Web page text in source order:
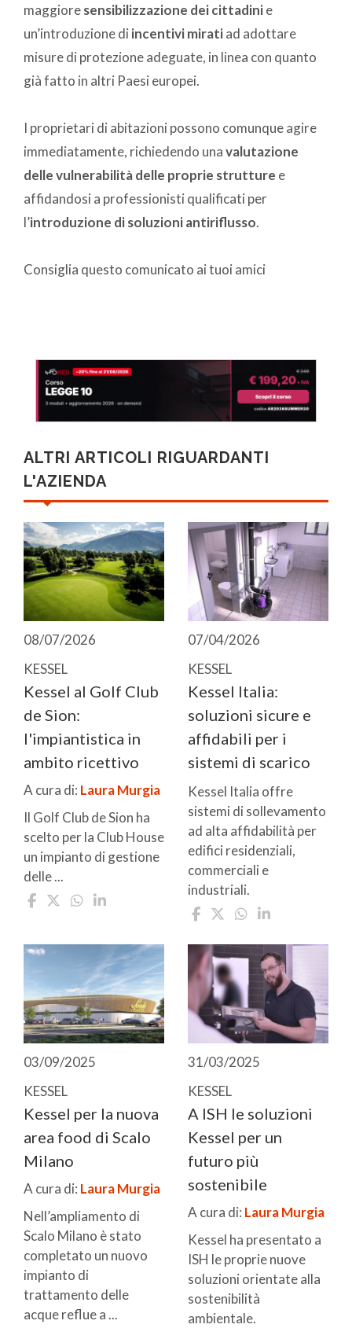
maggioresensibilizzazione dei cittadinie
un’introduzione di incentivi miratiad adottare
misure di protezione adeguate, in linea con quanto
già fatto in altri Paesi europei.
I proprietari di abitazioni possono comunque agire
immediatamente, richiedendo unavalutazione
delle vulnerabilità delle proprie strutture e
affidandosi a professionisti qualificati per
l’introduzione di soluzioni antiriflusso.
Consiglia questo comunicato ai tuoi amici
ALTRI ARTICOLI RIGUARDANTI
L'AZIENDA
08/07/2026
KESSEL
Kessel al Golf Club
de Sion:
l'impiantistica in
ambito ricettivo
A cura di: Laura Murgia
Il Golf Club de Sion ha
scelto per la Club House
un impianto di gestione
delle ...
07/04/2026
KESSEL
Kessel Italia:
soluzioni sicure e
affidabili per i
sistemi di scarico
Kessel Italia offre
sistemi di sollevamento
ad alta affidabilità per
edifici residenziali,
commerciali e
industriali.
03/09/2025
KESSEL
Kessel per la nuova
area food di Scalo
Milano
A cura di: Laura Murgia
Nell’ampliamento di
Scalo Milano è stato
completato un nuovo
impianto di
trattamento delle
acque reflue a ...
31/03/2025
KESSEL
A ISH le soluzioni
Kessel per un
futuro più
sostenibile
A cura di: Laura Murgia
Kessel ha presentato a
ISH le proprie nuove
soluzioni orientate alla
sostenibilità
ambientale.